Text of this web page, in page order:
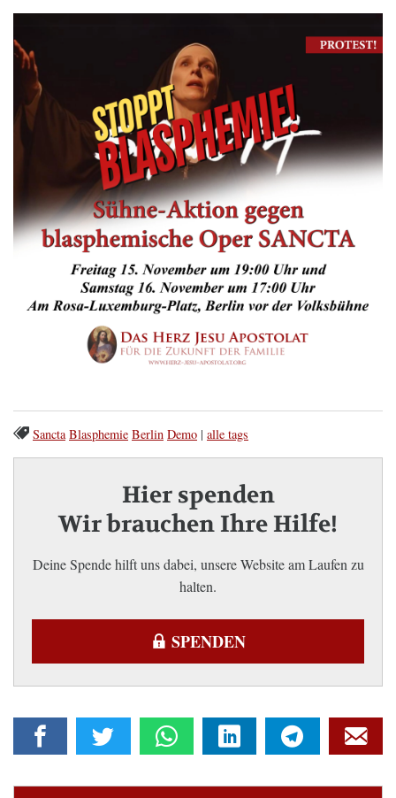
Sancta Blasphemie Berlin Demo | alle tags
Hier spenden
Wir brauchen Ihre Hilfe!
Deine Spende hilft uns dabei, unsere Website am Laufen zu
halten.
SPENDEN